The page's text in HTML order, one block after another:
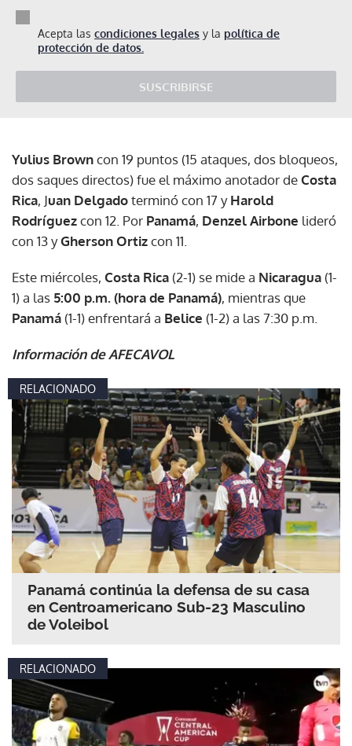
Acepta las condiciones legales y la política de
protección de datos.
SUSCRIBIRSE
Yulius Browncon 19 puntos (15 ataques, dos bloqueos,
dos saques directos) fue el máximo anotador deCosta
Rica, Juan Delgadoterminó con 17 yHarold
Rodríguezcon 12. Por Panamá, Denzel Airbone lideró
con 13 yGherson Ortizcon 11.
Este miércoles, Costa Rica (2-1) se mide a Nicaragua (1-
1) a las 5:00 p.m. (hora de Panamá), mientras que
Panamá (1-1) enfrentará a Belice (1-2) a las 7:30 p.m.
Información de AFECAVOL
RELACIONADO
Panamá continúa la defensa de su casa
en Centroamericano Sub-23 Masculino
de Voleibol
RELACIONADO